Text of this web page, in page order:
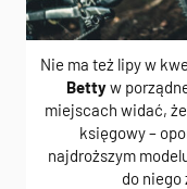
Nie ma też lipy w
Bettyw
miejscach widać,
księgowy –
najdroższym
do niego